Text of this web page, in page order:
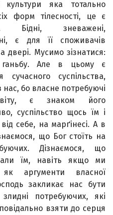
культури яка тотально
форм тілесності, це є
Бідні, зневажені,
є для її споживачів
двері. Мусимо зізнатися:
ганьбу. Але в цьому є
сучасного суспільства,
бо власне потребуючі
є знаком його
суспільство щось їм і
себе, на марґінесі. А в
що Бог стоїть на
Дізнаємося, що
їм, навіть якщо ми
аргументи власної
закликає нас бути
потребуючих, які
взяти до серця